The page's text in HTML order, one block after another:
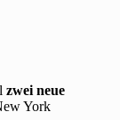
zwei neue
York